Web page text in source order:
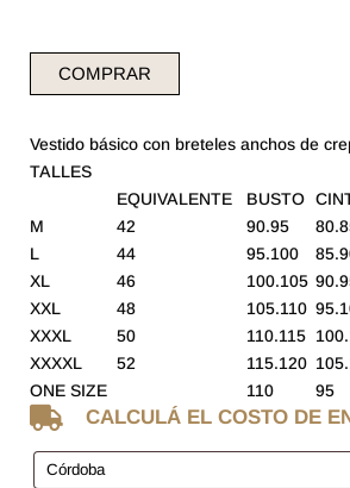
COMPRAR
Vestido básico con breteles anchos de
TALLES
EQUIVALENTE
BUSTO
M
42 90.95
L
44 95.100
XL
46 100.105
XXL
48 105.110
XXXL
50 110.115
XXXXL
52 115.120
ONE SIZE
110 95
 CALCULÁ EL COSTO DE